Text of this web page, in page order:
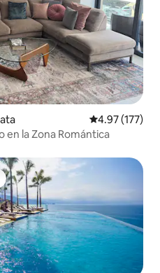
de
niños
y otros
a
Calificación
4.97 (177)
en la Zona Romántica
huéspedes